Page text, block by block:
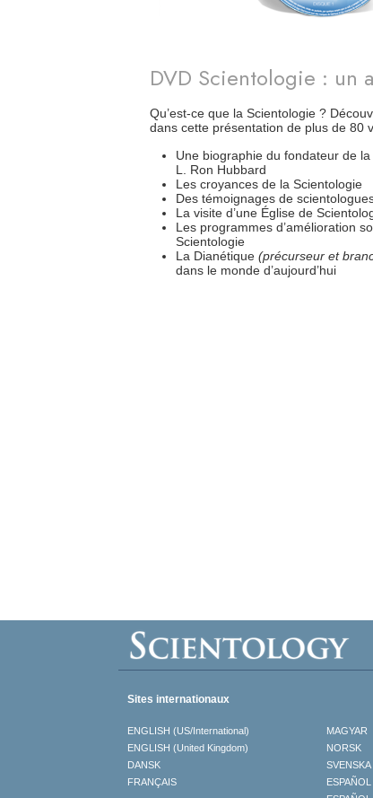
DVD Scientologie : un
Qu’est-ce que la Scientologie ?
dans cette présentation de plus de 80
Une biographie du fondateur de la
L. Ron Hubbard
Les croyances de la Scientologie
Des témoignages de
La visite d’une Église de
Les programmes d’amélioration
Scientologie
La Dianétique (précurseur et
dans le monde d’aujourd’hui
Sites internationaux
ENGLISH (US/International)
ENGLISH (United Kingdom)
DANSK
FRANÇAIS
MAGYAR
NORSK
SVENSKA